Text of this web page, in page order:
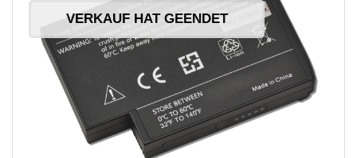
VERKAUF HAT GEENDET